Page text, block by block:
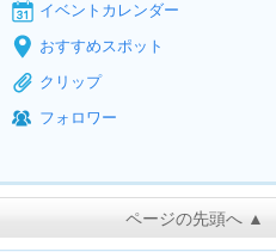
イベントカレンダー
おすすめスポット
クリップ
フォロワー
ページの先頭へ ▲